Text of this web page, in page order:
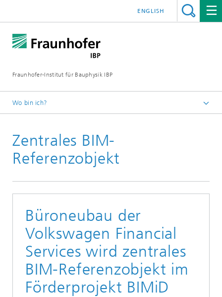
Fraunhofer-Institut für Bauphysik IBP
ENGLISH
Wo bin ich?
Zentrales BIM-
Referenzobjekt
Büroneubau der
Volkswagen Financial
Services wird zentrales
BIM-Referenzobjekt im
Förderprojekt BIMiD